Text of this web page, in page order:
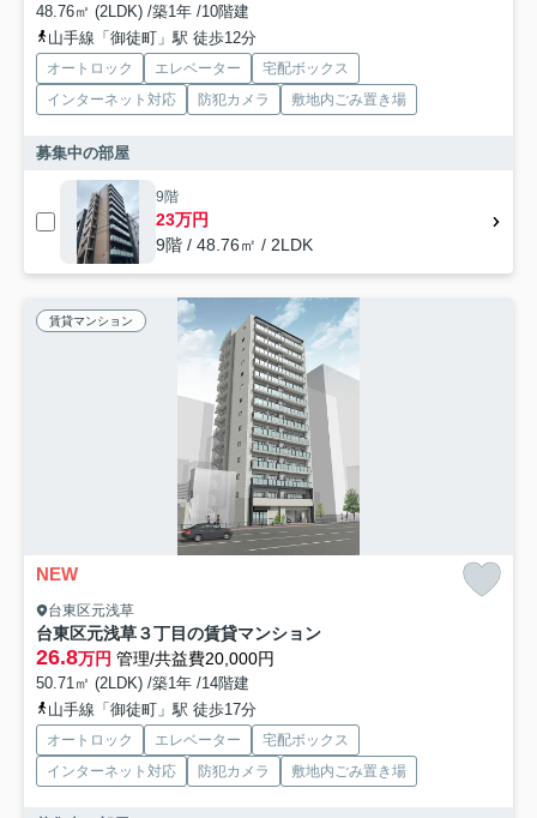
48.76㎡ (2LDK) /築1年 /10階建
山手線「御徒町」駅 徒歩12分
オートロック エレベーター
宅配ボックス
インターネット対応
防犯カメラ 敷地内ごみ置き場
募集中の部屋
9階
23万円
9階 / 48.76㎡ / 2LDK
賃貸マンション
NEW
台東区元浅草
台東区元浅草３丁目の賃貸マンション
26.8万円 管理/共益費20,000円
50.71㎡ (2LDK) /築1年 /14階建
山手線「御徒町」駅 徒歩17分
オートロック エレベーター
宅配ボックス
インターネット対応
防犯カメラ 敷地内ごみ置き場